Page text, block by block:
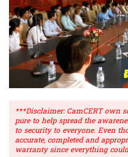
***Disclaimer: CamCERT own
pure to help spread the
to security to everyone. Even
accurate, completed and
warranty since everything